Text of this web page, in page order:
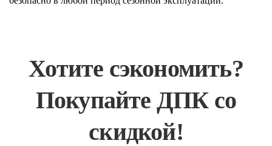
Хотите сэкономить?
Покупайте ДПК со
скидкой!